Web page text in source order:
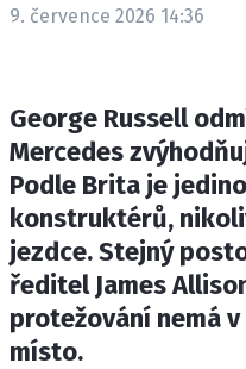
OSOBNÍ
Provozovatelem
INCORP MEDIA
9. července 2026 14:36
George Russell
Mercedes
Podle Brita je
konstruktérů,
jezdce. Stejný
ředitel James
protežování nemá
místo.